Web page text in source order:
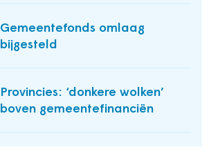
Gemeentefonds omlaag
bijgesteld
Provincies: ‘donkere wolken’
boven gemeentefinanciën